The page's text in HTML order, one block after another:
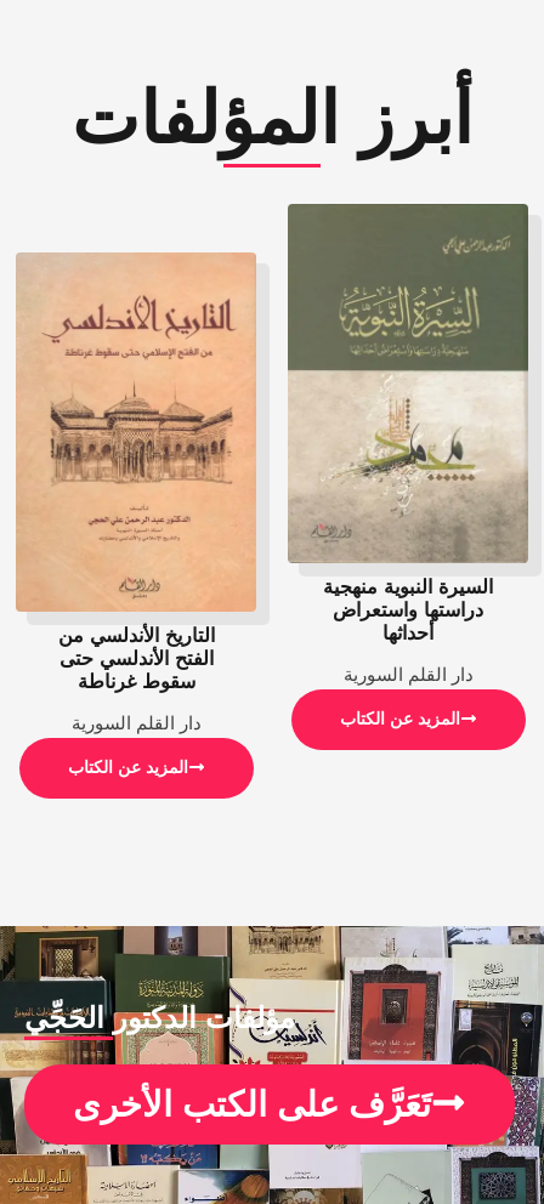
أبرز المؤلفات
التاريخ الأندلسي من
الفتح الأندلسي حتى
سقوط غرناطة
دار القلم السورية
المزيد عن الكتاب
السيرة النبوية منهجية
دراستها واستعراض
أحداثها
دار القلم السورية
المزيد عن الكتاب
مؤلفات الدكتور الحَجِّي
تَعَرَّف على الكتب الأخرى